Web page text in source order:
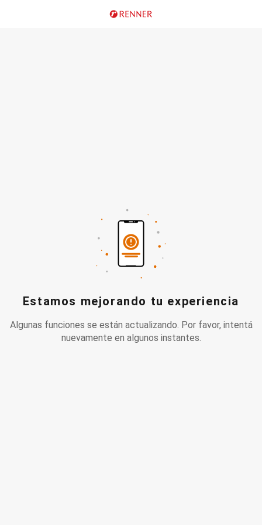
Estamos mejorando tu experiencia
Algunas funciones se están actualizando. Por favor, intentá
nuevamente en algunos instantes.